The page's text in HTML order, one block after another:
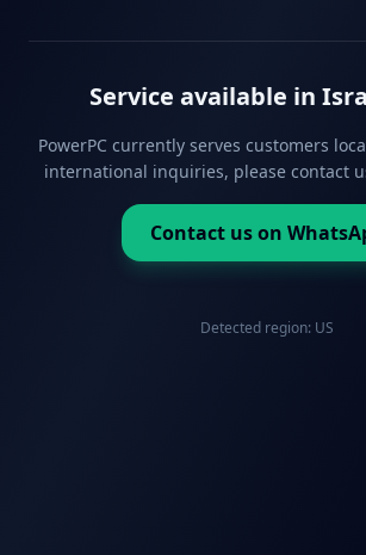
Service available in
PowerPC currently serves customers
international inquiries, please contact
Contact us on
Detected region: US